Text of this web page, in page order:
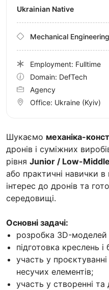
Шукаємо механіка-
дронів і суміжних
рівня Junior / Low-
або практичні навички в
інтерес до дронів та
середовищі.
Основні задачі:
розробка 3D-моделей
підготовка креслень і
участь у
несучих елементів;
участь у створенні
Ukrainian Native
Mechanical Engineering
Employment: Fulltime
Domain: DefTech
Agency
Office: Ukraine (Kyiv)